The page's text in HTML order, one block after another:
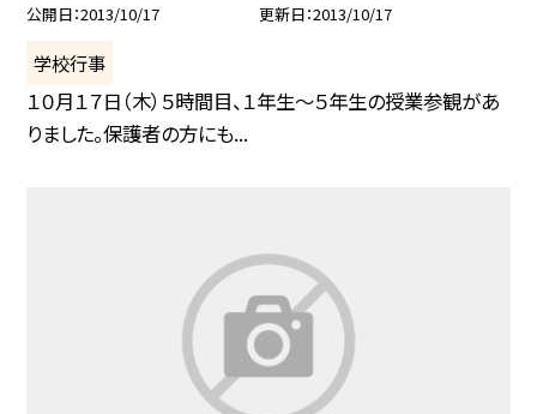
公開日 2013/10/17 更新日 2013/10/17
学校行事
１０月１７日（木）５時間目、１年生〜５年生の授業参観があ
りました。保護者の方にも...